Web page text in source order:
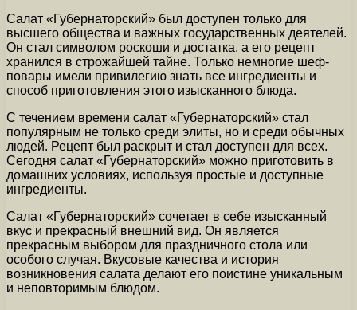
Салат «Губернаторский» был доступен только для
высшего общества и важных государственных деятелей.
Он стал символом роскоши и достатка, а его рецепт
хранился в строжайшей тайне. Только немногие шеф-
повары имели привилегию знать все ингредиенты и
способ приготовления этого изысканного блюда.
С течением времени салат «Губернаторский» стал
популярным не только среди элиты, но и среди обычных
людей. Рецепт был раскрыт и стал доступен для всех.
Сегодня салат «Губернаторский» можно приготовить в
домашних условиях, используя простые и доступные
ингредиенты.
Салат «Губернаторский» сочетает в себе изысканный
вкус и прекрасный внешний вид. Он является
прекрасным выбором для праздничного стола или
особого случая. Вкусовые качества и история
возникновения салата делают его поистине уникальным
и неповторимым блюдом.